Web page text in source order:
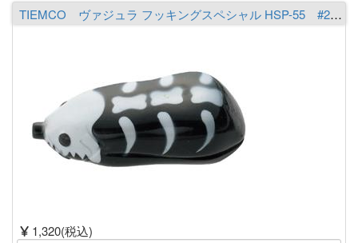
TIEMCO ヴァジュラ フッキングスペシャル HSP-55 #26 スカル
1,320(税込)